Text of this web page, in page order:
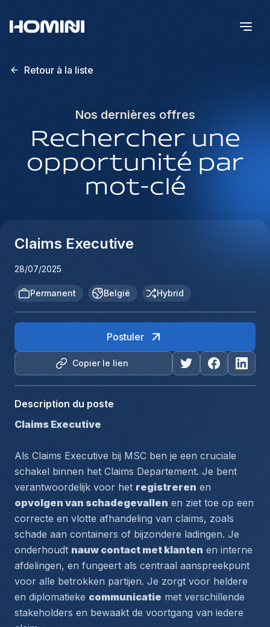
Retour à la liste
Nos dernières offres
Rechercher une
opportunité par
mot-clé
Claims Executive
28/07/2025
Permanent België Hybrid
Copier le lien
Postuler
Description du poste
Claims Executive
Als Claims Executive bij MSC ben je een cruciale
schakel binnen het Claims Departement. Je bent
verantwoordelijk voor het registreren
opvolgen van schadegevallen en ziet toe op een
correcte en vlotte afhandeling van claims, zoals
schade aan containers of bijzondere ladingen. Je
onderhoudt nauw contact met klanten en interne
afdelingen, en fungeert als centraal aanspreekpunt
voor alle betrokken partijen. Je zorgt voor heldere
en diplomatieke communicatie met verschillende
stakeholders en bewaakt de voortgang van iedere